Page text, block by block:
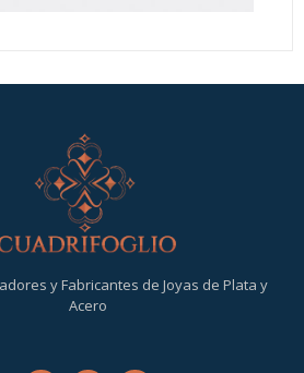
y Fabricantes de Joyas de Plata y
Acero